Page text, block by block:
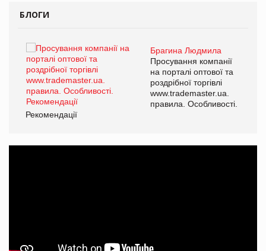
БЛОГИ
Брагина Людмила
Просування компанії
на порталі оптової та
роздрібної торгівлі
www.trademaster.ua.
правила. Особливості.
Рекомендації